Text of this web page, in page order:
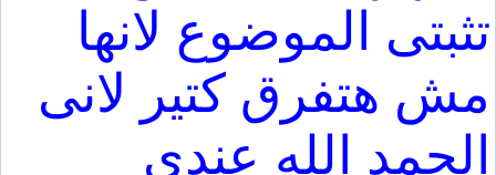
تثبتى الموضوع لانها
مش هتفرق كتير لانى
الحمد الله عندى